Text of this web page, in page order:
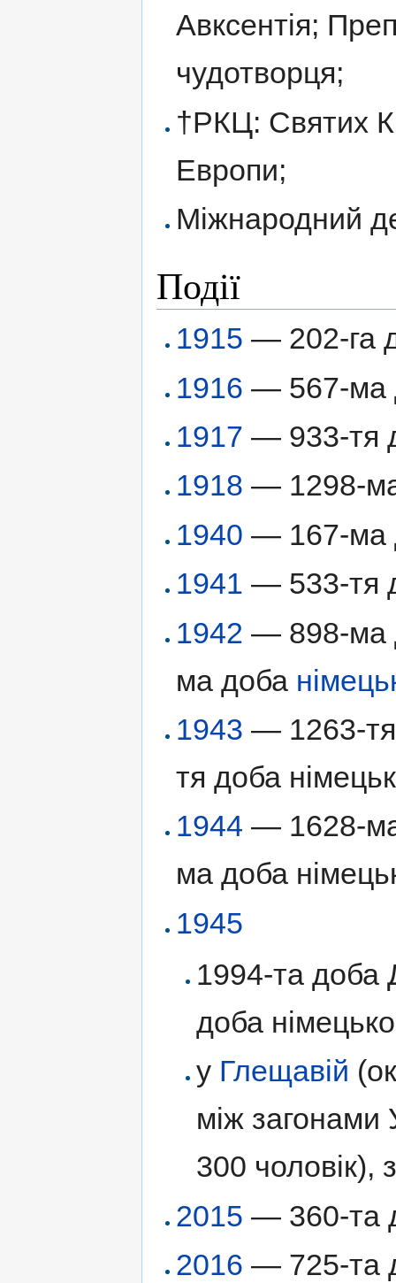
Авксентія;
чудотворця;
†РКЦ: Святих
Европи;
Міжнародний
Події
1915 — 202-га
1916 — 567-ма
1917 — 933-тя
1918 — 1298-ма
1940 — 167-ма
1941 — 533-тя
1942 — 898-ма
ма доба
1943 — 1263-тя
тя доба
1944 — 1628-ма
ма доба
1945
1994-та доба
доба
у Глещавій
між загонами
300 чоловік),
2015 — 360-та
2016 — 725-та